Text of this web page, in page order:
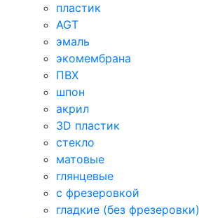
пластик
AGT
эмаль
экомембрана
ПВХ
шпон
акрил
3D пластик
стекло
матовые
глянцевые
с фрезеровкой
гладкие (без фрезеровки)